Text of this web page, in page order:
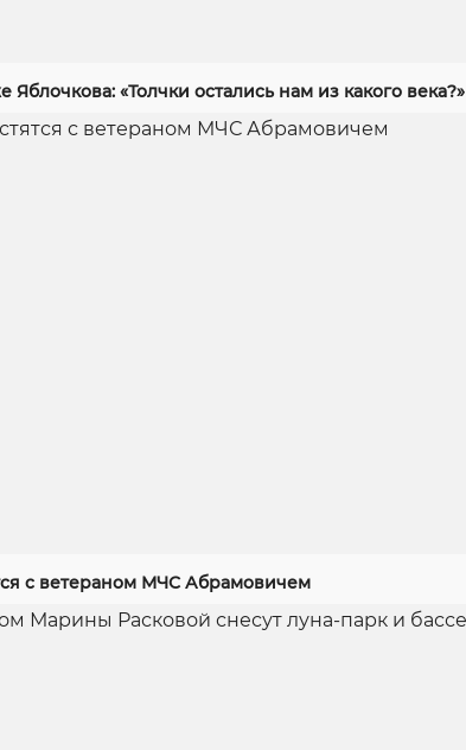
«Толчки остались нам из какого века?»
с ветераном МЧС Абрамовичем